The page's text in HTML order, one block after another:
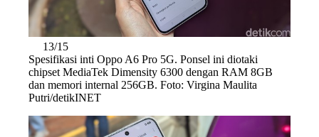
13/15
Spesifikasi inti Oppo A6 Pro 5G. Ponsel ini diotaki
chipset MediaTek Dimensity 6300 dengan RAM 8GB
dan memori internal 256GB. Foto: Virgina Maulita
Putri/detikINET